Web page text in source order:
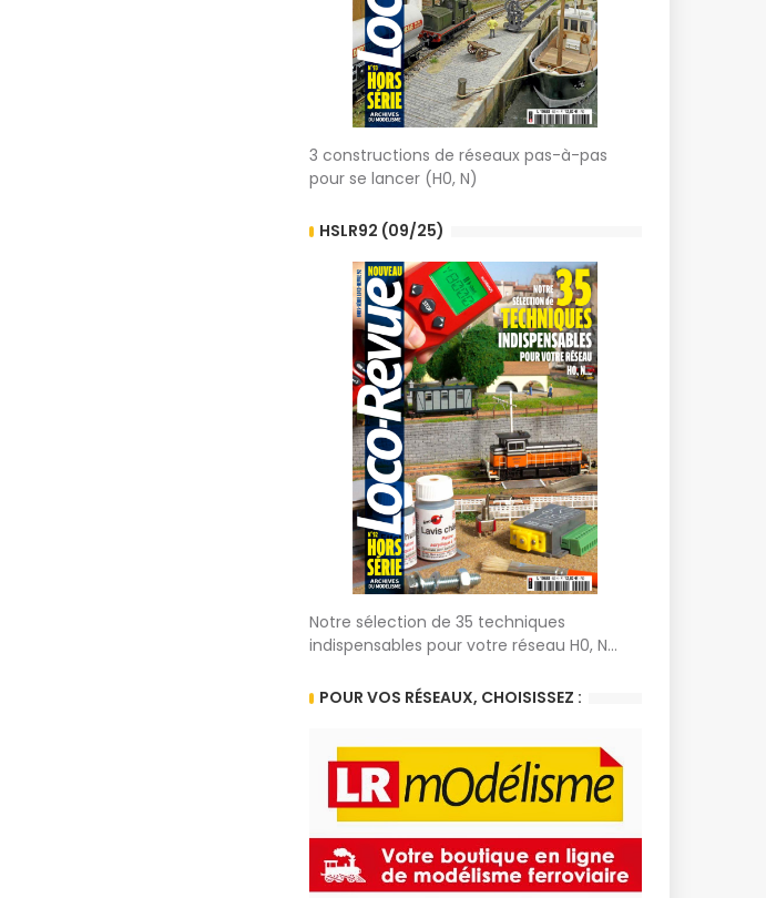
3 constructions de réseaux pas-à-pas
pour se lancer (H0, N)
HSLR92 (09/25)
Notre sélection de 35 techniques
indispensables pour votre réseau H0, N...
POUR VOS RÉSEAUX, CHOISISSEZ :